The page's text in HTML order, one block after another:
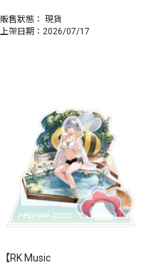
販售狀態： 現貨
上架日期：2026/07/17
【RK Music